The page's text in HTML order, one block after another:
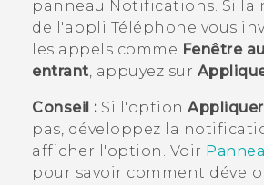
panneau Notifications. Si
de l'appli Téléphone vous
les appels comme Fenêtre
entrant, appuyez sur
Conseil :Si l'option Appliquer
pas, développez la
afficher l'option. Voir
pour savoir comment